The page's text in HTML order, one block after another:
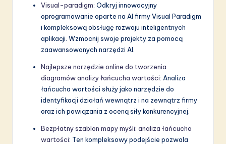
Visual-paradigm: Odkryj innowacyjny
oprogramowanie oparte na AI firmy Visual Paradigm
i kompleksową obsługę rozwoju inteligentnych
aplikacji. Wzmocnij swoje projekty za pomocą
zaawansowanych narzędzi AI.
Najlepsze narzędzie online do tworzenia
diagramów analizy łańcucha wartości: Analiza
łańcucha wartości służy jako narzędzie do
identyfikacji działań wewnątrz i na zewnątrz firmy
oraz ich powiązania z oceną siły konkurencyjnej.
Bezpłatny szablon mapy myśli: analiza łańcucha
wartości: Ten kompleksowy podejście pozwala